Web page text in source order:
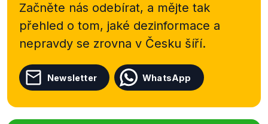
Začněte nás odebírat, a mějte tak
přehled o tom, jaké dezinformace a
nepravdy se zrovna v Česku šíří.
Newsletter WhatsApp